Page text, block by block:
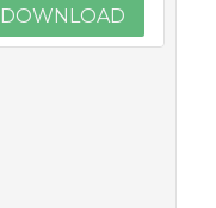
DOWNLOAD